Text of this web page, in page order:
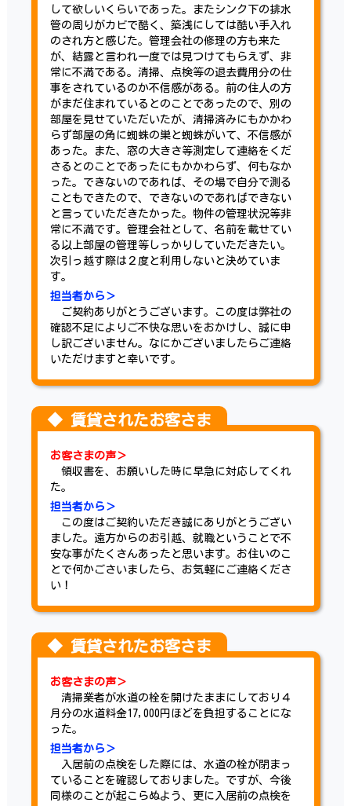
して欲しいくらいであった。またシンク下の排水
管の周りがカビで酷く、築浅にしては酷い手入れ
のされ方と感じた。管理会社の修理の方も来た
が、結露と言われ一度では見つけてもらえず、非
常に不満である。清掃、点検等の退去費用分の仕
事をされているのか不信感がある。前の住人の方
がまだ住まれているとのことであったので、別の
部屋を見せていただいたが、清掃済みにもかかわ
らず部屋の角に蜘蛛の巣と蜘蛛がいて、不信感が
あった。また、窓の大きさ等測定して連絡をくだ
さるとのことであったにもかかわらず、何もなか
った。できないのであれば、その場で自分で測る
こともできたので、できないのであればできない
と言っていただきたかった。物件の管理状況等非
常に不満です。管理会社として、名前を載せてい
る以上部屋の管理等しっかりしていただきたい。
次引っ越す際は２度と利用しないと決めていま
す。
担当者から＞
ご契約ありがとうございます。この度は弊社の
確認不足によりご不快な思いをおかけし、誠に申
し訳ございません。なにかございましたらご連絡
いただけますと幸いです。
お客さまの声＞
領収書を、お願いした時に早急に対応してくれ
た。
担当者から＞
この度はご契約いただき誠にありがとうござい
ました。遠方からのお引越、就職ということで不
安な事がたくさんあったと思います。お住いのこ
とで何かごさいましたら、お気軽にご連絡くださ
い！
お客さまの声＞
清掃業者が水道の栓を開けたままにしており４
月分の水道料金17,000円ほどを負担することにな
った。
担当者から＞
入居前の点検をした際には、水道の栓が閉まっ
ていることを確認しておりました。ですが、今後
同様のことが起こらぬよう、更に入居前の点検を